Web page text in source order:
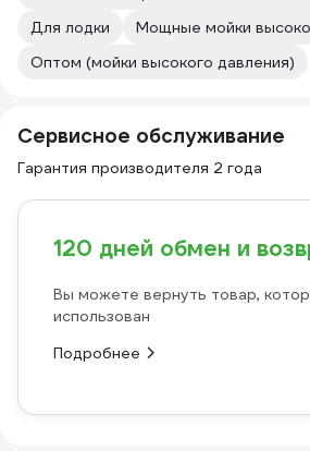
Для лодки
Мощные мойки
Оптом (мойки высокого давления)
Сервисное обслуживание
Гарантия производителя 2 года
120 дней обмен и
Вы можете вернуть товар,
использован
Подробнее